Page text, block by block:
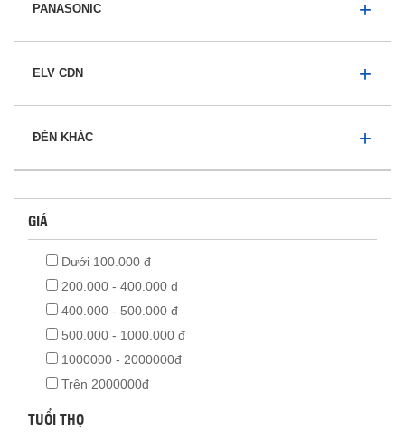
PANASONIC
ELV CDN
ĐÈN KHÁC
GIÁ
Dưới 100.000 đ
200.000 - 400.000 đ
400.000 - 500.000 đ
500.000 - 1000.000 đ
1000000 - 2000000đ
Trên 2000000đ
TUỔI THỌ